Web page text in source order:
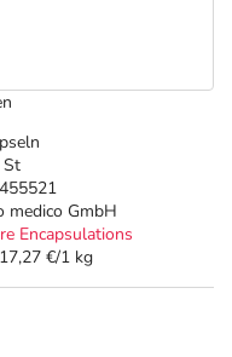
St
medico GmbH
Encapsulations
€/1 kg